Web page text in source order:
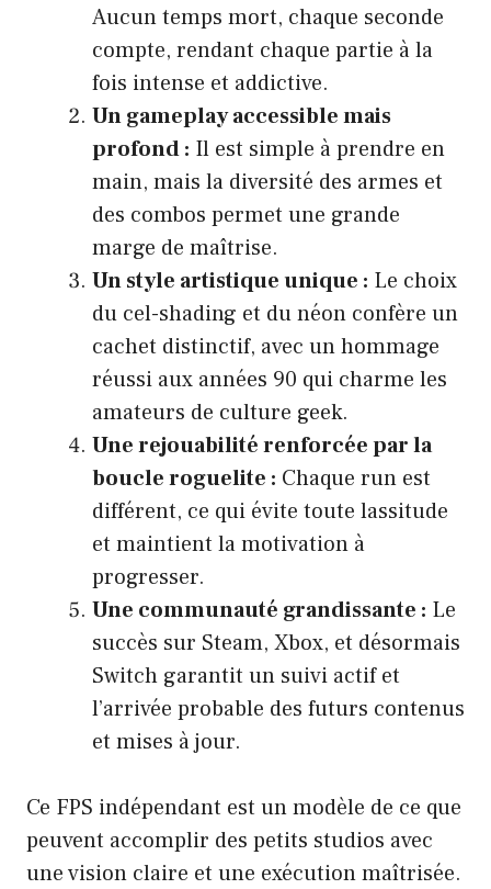
Aucun temps mort, chaque seconde
compte, rendant chaque partie à la
fois intense et addictive.
Un gameplay accessible mais
profond : Il est simple à prendre en
main, mais la diversité des armes et
des combos permet une grande
marge de maîtrise.
Un style artistique unique : Le choix
du cel-shading et du néon confère un
cachet distinctif, avec un hommage
réussi aux années 90 qui charme les
amateurs de culture geek.
Une rejouabilité renforcée par la
boucle roguelite : Chaque run est
différent, ce qui évite toute lassitude
et maintient la motivation à
progresser.
Une communauté grandissante : Le
succès sur Steam, Xbox, et désormais
Switch garantit un suivi actif et
l’arrivée probable des futurs contenus
et mises à jour.
Ce FPS indépendant est un modèle de ce que
peuvent accomplir des petits studios avec
une vision claire et une exécution maîtrisée.